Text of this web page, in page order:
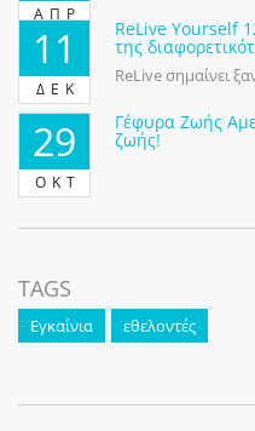
ΑΠΡ
11
ΔΕΚ
ReLive Yourself
της
ReLive σημαίνει
29
ΟΚΤ
Γέφυρα Ζωής
ζωής!
TAGS
Εγκαίνια εθελοντές